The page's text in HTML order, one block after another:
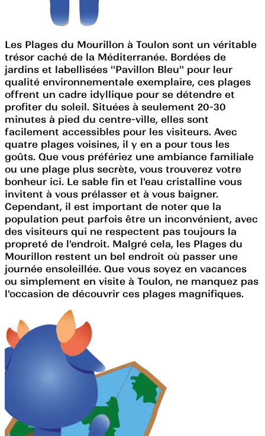
Les Plages du Mourillon à Toulon sont un véritable
trésor caché de la Méditerranée. Bordées de
jardins et labellisées ''Pavillon Bleu'' pour leur
qualité environnementale exemplaire, ces plages
offrent un cadre idyllique pour se détendre et
profiter du soleil. Situées à seulement 20-30
minutes à pied du centre-ville, elles sont
facilement accessibles pour les visiteurs. Avec
quatre plages voisines, il y en a pour tous les
goûts. Que vous préfériez une ambiance familiale
ou une plage plus secrète, vous trouverez votre
bonheur ici. Le sable fin et l'eau cristalline vous
invitent à vous prélasser et à vous baigner.
Cependant, il est important de noter que la
population peut parfois être un inconvénient, avec
des visiteurs qui ne respectent pas toujours la
propreté de l'endroit. Malgré cela, les Plages du
Mourillon restent un bel endroit où passer une
journée ensoleillée. Que vous soyez en vacances
ou simplement en visite à Toulon, ne manquez pas
l'occasion de découvrir ces plages magnifiques.